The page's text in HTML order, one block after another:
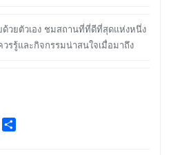
ด้วยตัวเอง ชมสถานที่ที่ดีที่สุดแห่งหนึ่ง
รรู้และกิจกรรมน่าสนใจเมื่อมาถึง
Pinterest